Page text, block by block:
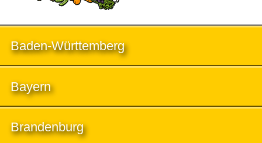
Baden-Württemberg
Bayern
Brandenburg